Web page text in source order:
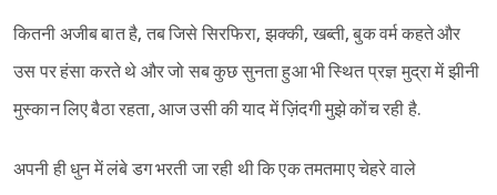
कितनी अजीब बात है, तब जिसे सिरफिरा, झक्की, खब्ती, बुक वर्म कहते और
उस पर हंसा करते थे और जो सब कुछ सुनता हुआ भी स्थित प्रज्ञ मुद्रा में झीनी
मुस्कान लिए बैठा रहता, आज उसी की याद में ज़िंदगी मुझे कोंच रही है.
अपनी ही धुन में लंबे डग भरती जा रही थी कि एक तमतमाए चेहरे वाले